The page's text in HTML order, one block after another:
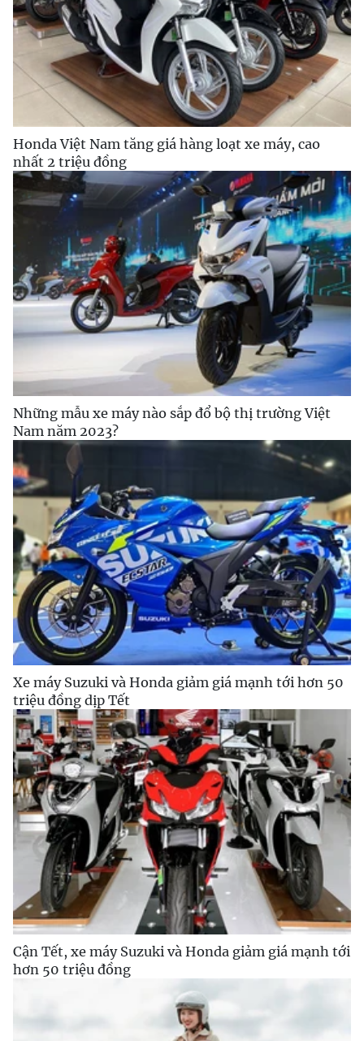
Honda Việt Nam tăng giá hàng loạt xe máy, cao
nhất 2 triệu đồng
Những mẫu xe máy nào sắp đổ bộ thị trường Việt
Nam năm 2023?
Xe máy Suzuki và Honda giảm giá mạnh tới hơn 50
triệu đồng dịp Tết
Cận Tết, xe máy Suzuki và Honda giảm giá mạnh tới
hơn 50 triệu đồng